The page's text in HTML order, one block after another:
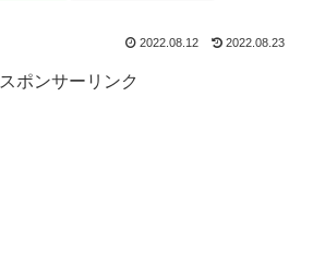
2022.08.12 2022.08.23
スポンサーリンク